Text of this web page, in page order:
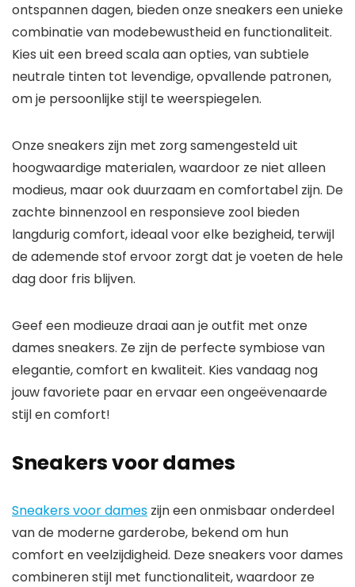
ontspannen dagen, bieden onze sneakers een unieke
combinatie van modebewustheid en functionaliteit.
Kies uit een breed scala aan opties, van subtiele
neutrale tinten tot levendige, opvallende patronen,
om je persoonlijke stijl te weerspiegelen.
Onze sneakers zijn met zorg samengesteld uit
hoogwaardige materialen, waardoor ze niet alleen
modieus, maar ook duurzaam en comfortabel zijn. De
zachte binnenzool en responsieve zool bieden
langdurig comfort, ideaal voor elke bezigheid, terwijl
de ademende stof ervoor zorgt dat je voeten de hele
dag door fris blijven.
Geef een modieuze draai aan je outfit met onze
dames sneakers. Ze zijn de perfecte symbiose van
elegantie, comfort en kwaliteit. Kies vandaag nog
jouw favoriete paar en ervaar een ongeëvenaarde
stijl en comfort!
Sneakers voor dames
Sneakers voor dames zijn een onmisbaar onderdeel
van de moderne garderobe, bekend om hun
comfort en veelzijdigheid. Deze sneakers voor dames
combineren stijl met functionaliteit, waardoor ze